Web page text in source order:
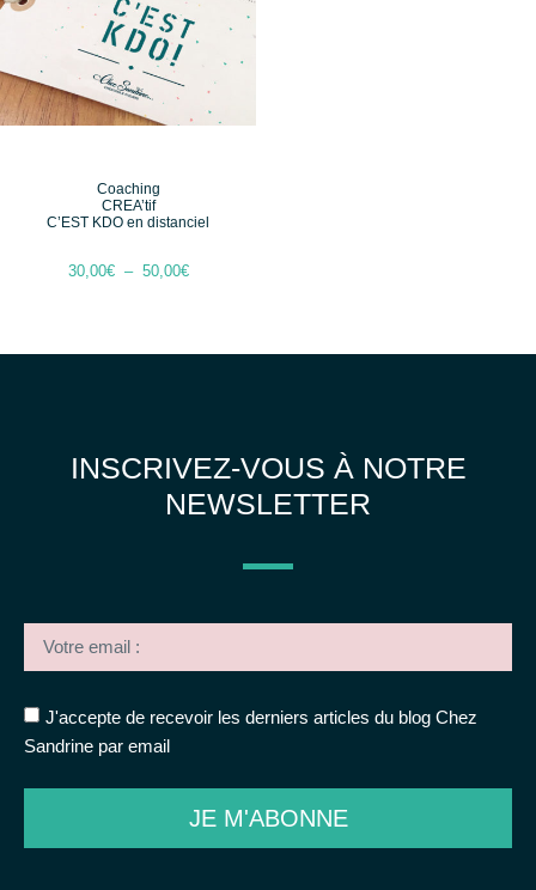
Coaching
CREA’tif
C’EST KDO en distanciel
30,00€ – 50,00€
INSCRIVEZ-VOUS À NOTRE
NEWSLETTER
J'accepte de recevoir les derniers articles du blog Chez
Sandrine par email
JE M'ABONNE